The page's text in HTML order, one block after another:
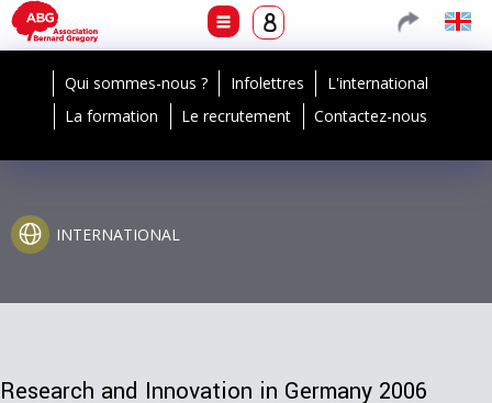
Qui sommes-nous ? Infolettres
L'international
La formation
Le recrutement Contactez-nous
INTERNATIONAL
Research and Innovation in Germany 2006